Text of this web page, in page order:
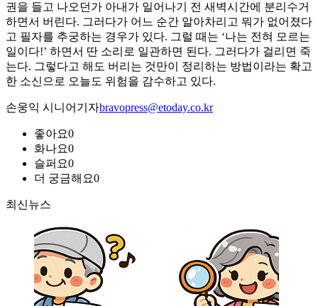
권을 들고 나오던가 아내가 일어나기 전 새벽시간에 분리수거
하면서 버린다. 그러다가 어느 순간 알아차리고 뭐가 없어졌다
고 필자를 추궁하는 경우가 있다. 그럴 때는 ‘나는 전혀 모르는
일이다!’ 하면서 딴 소리로 일관하면 된다. 그러다가 걸리면 죽
는다. 그렇다고 해도 버리는 것만이 정리하는 방법이라는 확고
한 소신으로 오늘도 위험을 감수하고 있다.
손웅익 시니어기자bravopress@etoday.co.kr
좋아요0
화나요0
슬퍼요0
더 궁금해요0
최신뉴스